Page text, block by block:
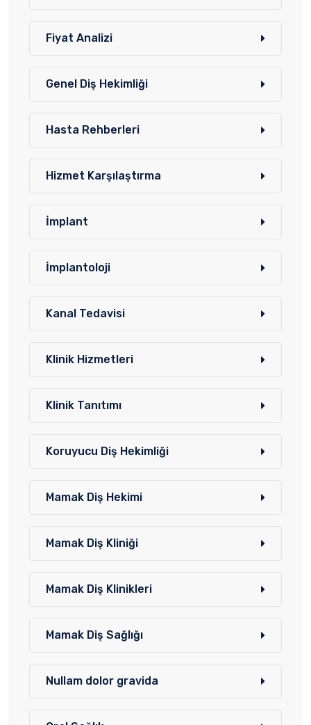
Fiyat Analizi
Genel Diş Hekimliği
Hasta Rehberleri
Hizmet Karşılaştırma
İmplant
İmplantoloji
Kanal Tedavisi
Klinik Hizmetleri
Klinik Tanıtımı
Koruyucu Diş Hekimliği
Mamak Diş Hekimi
Mamak Diş Kliniği
Mamak Diş Klinikleri
Mamak Diş Sağlığı
Nullam dolor gravida